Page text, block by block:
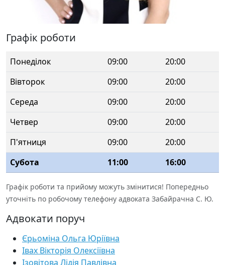
Графік роботи
Понеділок 09:00
20:00
Вівторок
09:00
20:00
Середа
09:00
20:00
Четвер
09:00
20:00
П'ятниця
09:00
20:00
Субота
11:00 16:00
Графік роботи та прийому можуть змінитися! Попередньо
уточніть по робочому телефону адвоката Забайрачна С. Ю.
Адвокати поруч
Єрьоміна Ольга Юріївна
Івах Вікторія Олексіївна
Ізовітова Лідія Павлівна